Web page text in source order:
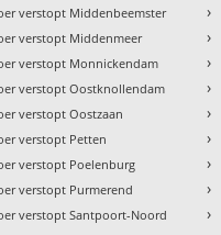
verstopt Middenbeemster
verstopt Middenmeer
verstopt Monnickendam
verstopt Oostknollendam
verstopt Oostzaan
verstopt Petten
verstopt Poelenburg
verstopt Purmerend
verstopt Santpoort-Noord
›
›
›
›
›
›
›
›
›